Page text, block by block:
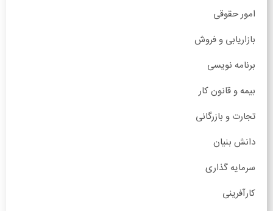
امور حقوقی
بازاریابی و فروش
برنامه نویسی
بیمه و قانون کار
تجارت و بازرگانی
دانش بنیان
سرمایه گذاری
کارآفرینی